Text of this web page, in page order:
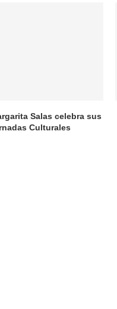
Salas celebra sus
Culturales